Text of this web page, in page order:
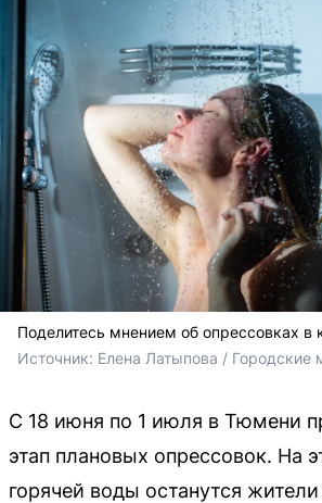
Поделитесь мнением об опрессовках в
Источник: Елена Латыпова / Городские
С 18 июня по 1 июля в Тюмени
этап плановых опрессовок. На
горячей воды останутся